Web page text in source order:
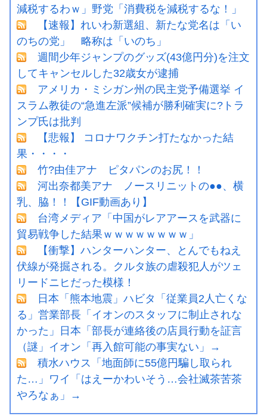
減税するわｗ」野党「消費税を減税するな！」
【速報】れいわ新選組、新たな党名は「い
のちの党」 略称は「いのち」
週間少年ジャンプのグッズ(43億円分)を注文
してキャンセルした32歳女が逮捕
アメリカ・ミシガン州の民主党予備選挙 イ
スラム教徒の“急進左派”候補が勝利確実に?トラ
ンプ氏は批判
【悲報】 コロナワクチン打たなかった結
果・・・・
竹?由佳アナ ピタパンのお尻！！
河出奈都美アナ ノースリニットの●●、横
乳、脇！！【GIF動画あり】
台湾メディア「中国がレアアースを武器に
貿易戦争した結果ｗｗｗｗｗｗｗｗ」
【衝撃】ハンターハンター、とんでもねえ
伏線が発掘される。クルタ族の虐殺犯人がツェ
リードニヒだった模様！
日本「熊本地震」ハビタ「従業員2人亡くな
る」営業部長「イオンのスタッフに制止されな
かった」日本「部長が連絡後の店員行動を証言
（謎」イオン「再入館可能の事実ない」→
積水ハウス「地面師に55億円騙し取られ
た…」ワイ「はえーかわいそう…会社滅茶苦茶
やろなぁ」→